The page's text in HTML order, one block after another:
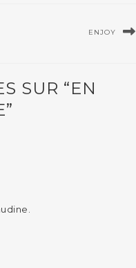
ENJOY
SUR “EN